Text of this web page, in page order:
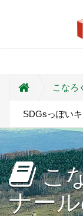
こなろ
SDGsっぽい
こ
ナー